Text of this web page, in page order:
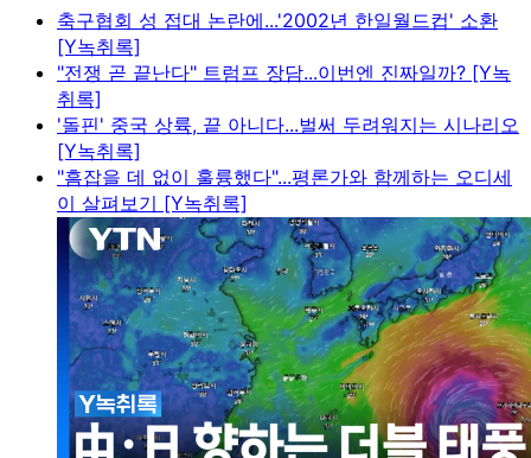
축구협회 성 접대 논란에...'2002년 한일월드컵' 소환
[Y녹취록]
"전쟁 곧 끝난다" 트럼프 장담...이번엔 진짜일까? [Y녹
취록]
'돌핀' 중국 상륙, 끝 아니다...벌써 두려워지는 시나리오
[Y녹취록]
"흠잡을 데 없이 훌륭했다"...평론가와 함께하는 오디세
이 살펴보기 [Y녹취록]